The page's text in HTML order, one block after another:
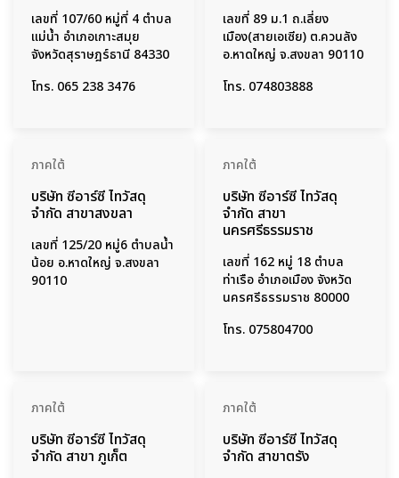
เลขที่ 107/60 หมู่ที่ 4 ตำบล
แม่น้ำ อำเภอเกาะสมุย
จังหวัดสุราษฎร์ธานี 84330
โทร. 065 238 3476
เลขที่ 89 ม.1 ถ.เลี่ยง
เมือง(สายเอเซีย) ต.ควนลัง
อ.หาดใหญ่ จ.สงขลา 90110
โทร. 074803888
ภาคใต้
บริษัท ซีอาร์ซี ไทวัสดุ
จำกัด สาขาสงขลา
เลขที่ 125/20 หมู่6 ตำบลน้ำ
น้อย อ.หาดใหญ่ จ.สงขลา
90110
ภาคใต้
บริษัท ซีอาร์ซี ไทวัสดุ
จำกัด สาขา
นครศรีธรรมราช
เลขที่ 162 หมู่ 18 ตำบล
ท่าเรือ อำเภอเมือง จังหวัด
นครศรีธรรมราช 80000
โทร. 075804700
ภาคใต้
บริษัท ซีอาร์ซี ไทวัสดุ
จำกัด สาขา ภูเก็ต
ภาคใต้
บริษัท ซีอาร์ซี ไทวัสดุ
จำกัด สาขาตรัง